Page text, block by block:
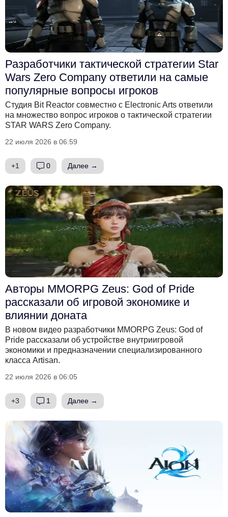
Разработчики тактической стратегии Star
Wars Zero Company ответили на самые
популярные вопросы игроков
Студия Bit Reactor совместно с Electronic Arts ответили
на множество вопрос игроков о тактической стратегии
STAR WARS Zero Company.
22 июля 2026 в 06:59
+1 0 Далее →
Авторы MMORPG Zeus: God of Pride
рассказали об игровой экономике и
влиянии доната
В новом видео разработчики MMORPG Zeus: God of
Pride рассказали об устройстве внутриигровой
экономики и предназначении специализированного
класса Artisan.
22 июля 2026 в 06:05
+3 1 Далее →